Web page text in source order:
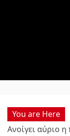
You are Here
Ανοίγει αύριο